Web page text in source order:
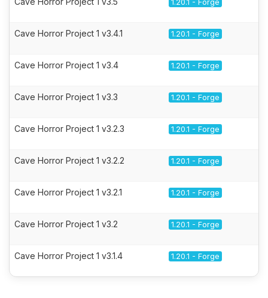
1.20.1 - Forge
Cave Horror Project 1 v3.4.1 1.20.1 - Forge
Cave Horror Project 1 v3.4 1.20.1 - Forge
Cave Horror Project 1 v3.3 1.20.1 - Forge
Cave Horror Project 1 v3.2.3 1.20.1 - Forge
Cave Horror Project 1 v3.2.2 1.20.1 - Forge
Cave Horror Project 1 v3.2.1 1.20.1 - Forge
Cave Horror Project 1 v3.2 1.20.1 - Forge
Cave Horror Project 1 v3.1.4 1.20.1 - Forge